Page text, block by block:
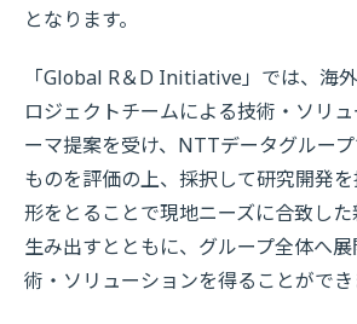
となります。
「Global R＆D Initiative」では、海
ロジェクトチームによる技術・ソリ
ーマ提案を受け、NTTデータグルー
ものを評価の上、採択して研究開発
形をとることで現地ニーズに合致し
生み出すとともに、グループ全体へ
術・ソリューションを得ることができ